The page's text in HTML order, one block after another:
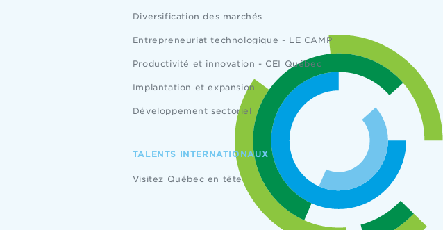
Diversification des marchés
Entrepreneuriat technologique - LE CAMP
Productivité et innovation - CEI Québec
Implantation et expansion
Développement sectoriel
TALENTS INTERNATIONAUX
Visitez Québec en tête